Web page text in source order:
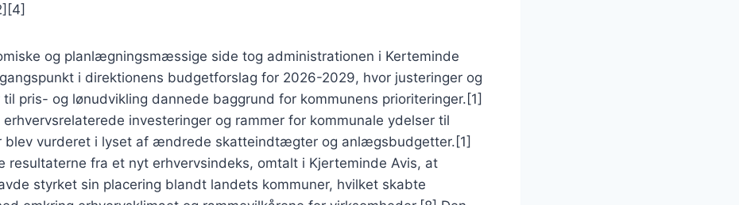
og planlægningsmæssige side tog administrationen i Kerteminde
i direktionens budgetforslag for 2026-2029, hvor justeringer og
pris- og lønudvikling dannede baggrund for kommunens prioriteringer.[1]
investeringer og rammer for kommunale ydelser til
blev vurderet i lyset af ændrede skatteindtægter og anlægsbudgetter.[1]
resultaterne fra et nyt erhvervsindeks, omtalt i Kjerteminde Avis, at
styrket sin placering blandt landets kommuner, hvilket skabte